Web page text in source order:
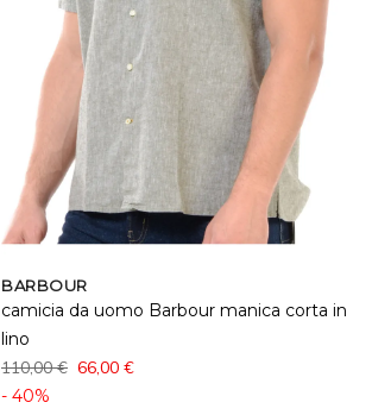
BARBOUR
camicia da uomo Barbour manica corta in
lino
110,00 € 66,00 €
- 40%